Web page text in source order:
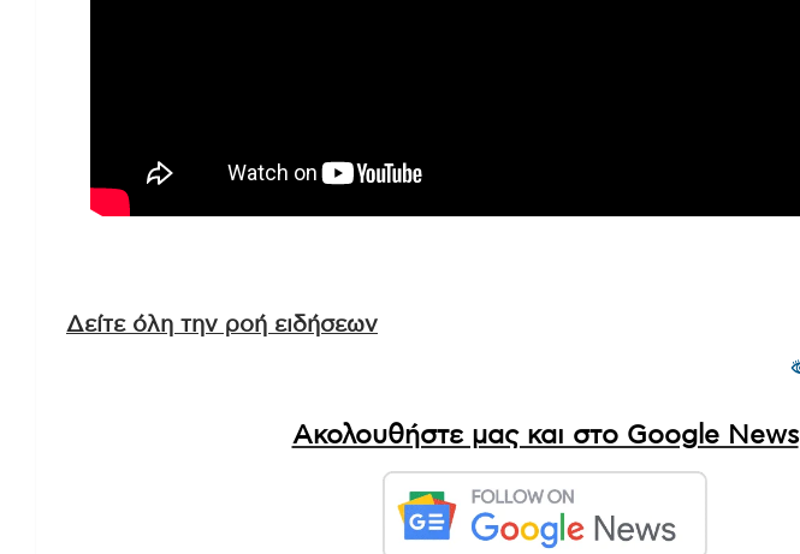
Δείτε όλη την ροή ειδήσεων
Ακολουθήστε μας και στο Google News